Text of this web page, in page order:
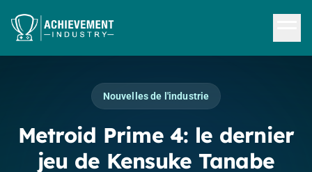
Nouvelles de l'industrie
Metroid Prime 4: le dernier
jeu de Kensuke Tanabe